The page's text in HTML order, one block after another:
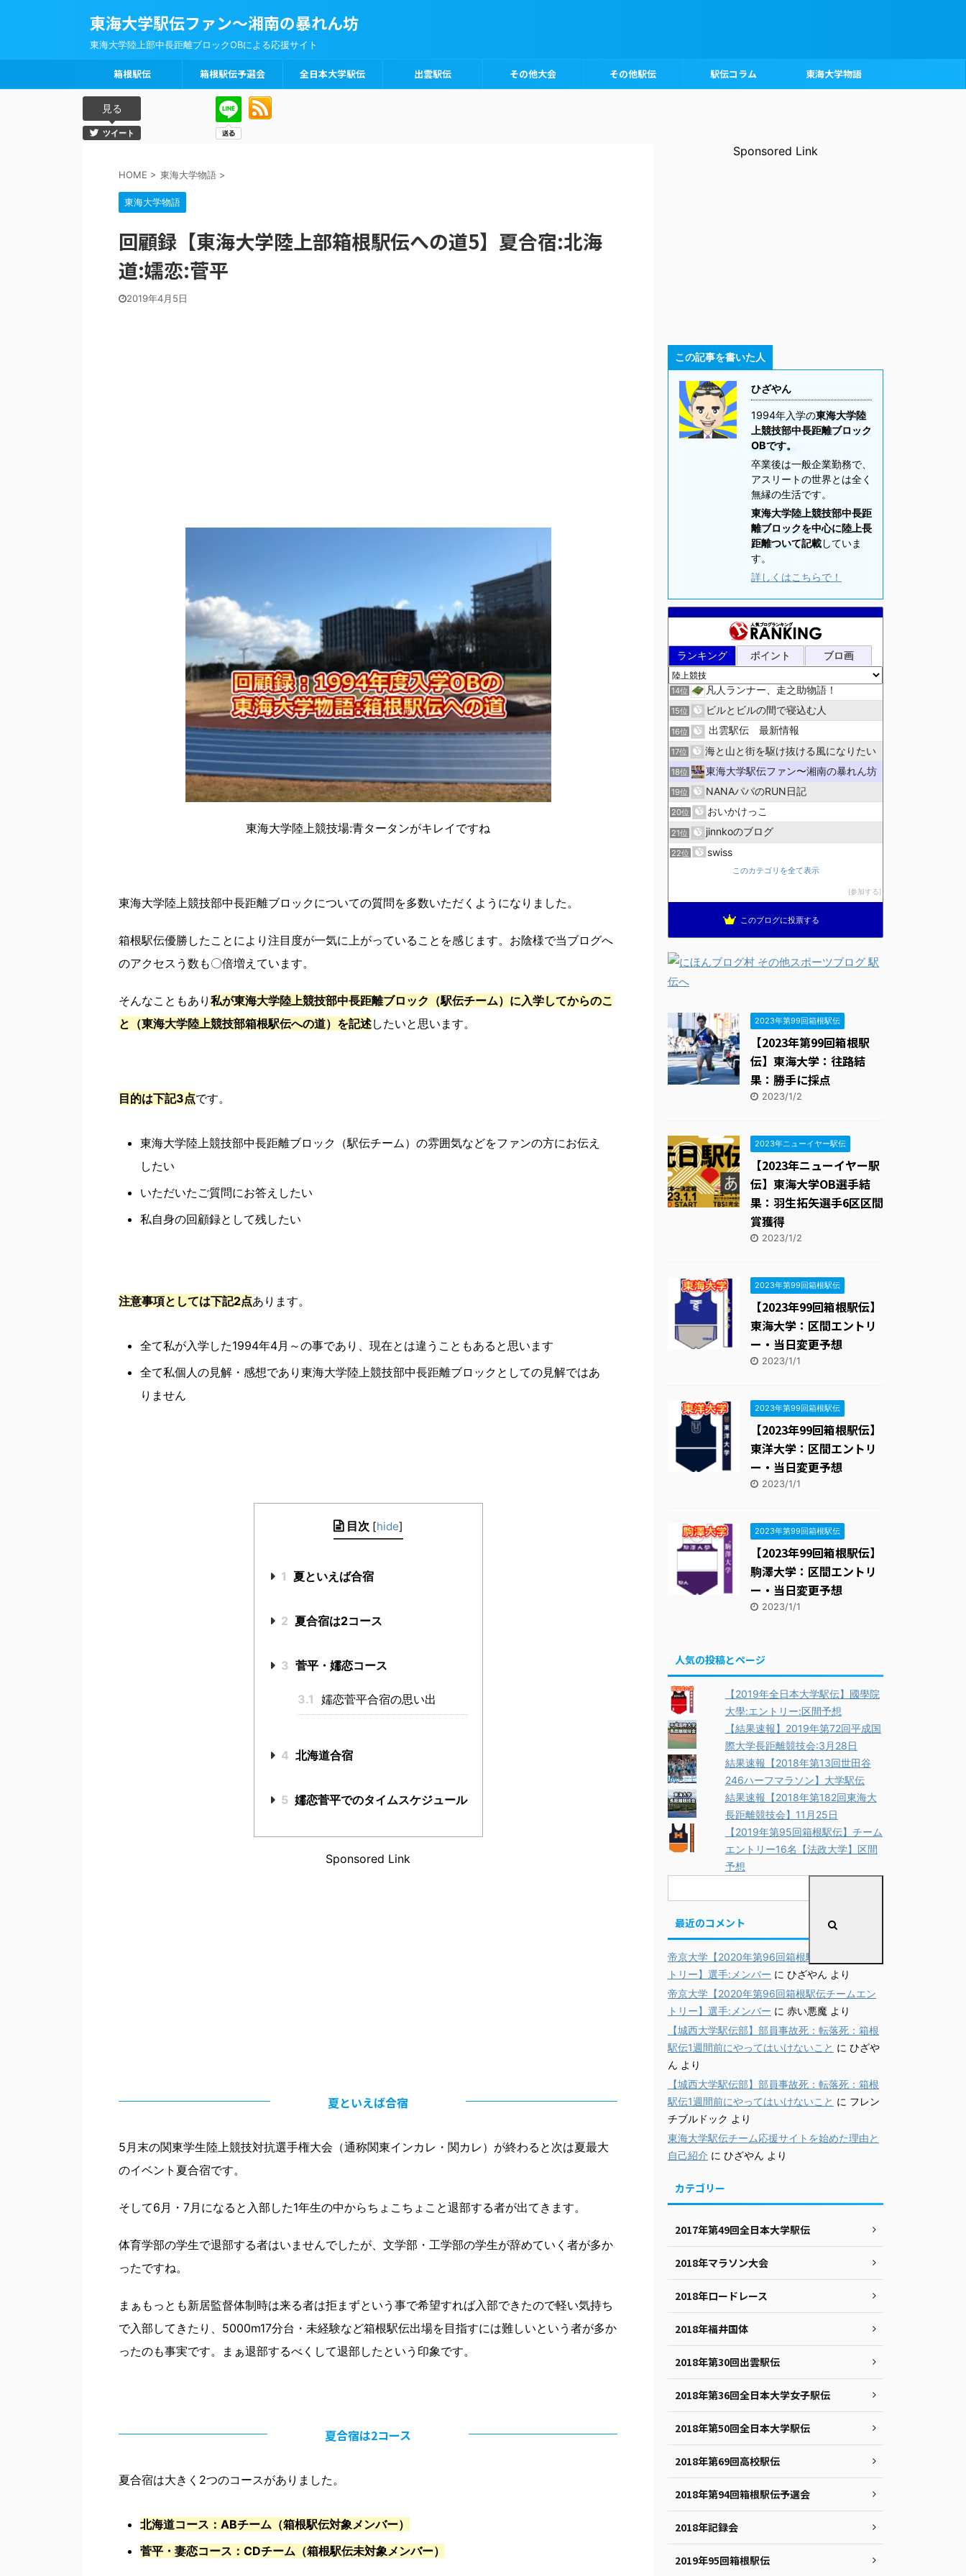
東海大学駅伝ファン～湘南の暴れん坊
東海大学陸上部中長距離ブロックOBによる応援サイト
箱根駅伝 箱根駅伝予選会 全日本大学駅伝 出雲駅伝 その他大会 その他駅伝 駅伝コラム 東海大学物語
見る
ツイート
HOME > 東海大学物語 >
東海大学物語
回顧録【東海大学陸上部箱根駅伝への道5】夏合宿:北海
道:嬬恋:菅平
2019年4月5日
東海大学陸上競技場:青タータンがキレイですね
東海大学陸上競技部中長距離ブロックについての質問を多数いただくようになりました。
箱根駅伝優勝したことにより注目度が一気に上がっていることを感じます。お陰様で当ブログへ
のアクセスう数も〇倍増えています。
そんなこともあり 私が東海大学陸上競技部中長距離ブロック（駅伝チーム）に入学してからのこ
と（東海大学陸上競技部箱根駅伝への道）を記述したいと思います。
目的は下記3点です。
東海大学陸上競技部中長距離ブロック（駅伝チーム）の雰囲気などをファンの方にお伝え
したい
いただいたご質問にお答えしたい
私自身の回顧録として残したい
注意事項としては下記2点あります。
全て私が入学した1994年4月～の事であり、現在とは違うこともあると思います
全て私個人の見解・感想であり東海大学陸上競技部中長距離ブロックとしての見解ではあ
りません
目次 [hide]
1 夏といえば合宿
2 夏合宿は2コース
3 菅平・嬬恋コース
3.1 嬬恋菅平合宿の思い出
4 北海道合宿
5 嬬恋菅平でのタイムスケジュール
Sponsored Link
夏といえば合宿
5月末の関東学生陸上競技対抗選手権大会（通称関東インカレ・関カレ）が終わると次は夏最大
のイベント夏合宿です。
そして6月・7月になると入部した1年生の中からちょこちょこと退部する者が出てきます。
体育学部の学生で退部する者はいませんでしたが、文学部・工学部の学生が辞めていく者が多か
ったですね。
まぁもっとも新居監督体制時は来る者は拒まずという事で希望すれば入部できたので軽い気持ち
で入部してきたり、5000m17分台・未経験など箱根駅伝出場を目指すには難しいという者が多か
ったのも事実です。まぁ退部するべくして退部したという印象です。
夏合宿は2コース
夏合宿は大きく2つのコースがありました。
北海道コース：ABチーム（箱根駅伝対象メンバー）
菅平・妻恋コース：CDチーム（箱根駅伝未対象メンバー）
Sponsored Link
この記事を書いた人
ひざやん
1994年入学の東海大学陸
上競技部中長距離ブロック
OBです。
卒業後は一般企業勤務で、
アスリートの世界とは全く
無縁の生活です。
東海大学陸上競技部中長距
離ブロックを中心に陸上長
距離ついて記載していま
す。
詳しくはこちらで！
ランキング ポイント ブロ画
12位 陸上競技ログ
13位 週１回走る会ブログ
14位 凡人ランナー、走之助物語！
15位 ビルとビルの間で寝込む人
16位 出雲駅伝 最新情報
17位 海と山と街を駆け抜ける風になりたい
18位 東海大学駅伝ファン〜湘南の暴れん坊
19位 NANAパパのRUN日記
20位 おいかけっこ
21位 jinnkoのブログ
22位 swiss
hi:kunの日記
にっきのもと２００７
このカテゴリを全て表示
参加する
このブログに投票する
2023年第99回箱根駅伝
【2023年第99回箱根駅
伝】東海大学：往路結
果：勝手に採点
2023/1/2
2023年ニューイヤー駅伝
【2023年ニューイヤー駅
伝】東海大学OB選手結
果：羽生拓矢選手6区区間
賞獲得
2023/1/2
2023年第99回箱根駅伝
【2023年99回箱根駅伝】
東海大学：区間エントリ
ー・当日変更予想
2023/1/1
2023年第99回箱根駅伝
【2023年99回箱根駅伝】
東洋大学：区間エントリ
ー・当日変更予想
2023/1/1
2023年第99回箱根駅伝
【2023年99回箱根駅伝】
駒澤大学：区間エントリ
ー・当日変更予想
2023/1/1
人気の投稿とページ
【2019年全日本大学駅伝】國學院
大學:エントリー:区間予想
【結果速報】2019年第72回平成国
際大学長距離競技会:3月28日
結果速報【2018年第13回世田谷
246ハーフマラソン】大学駅伝
結果速報【2018年第182回東海大
長距離競技会】11月25日
【2019年第95回箱根駅伝】チーム
エントリー16名【法政大学】区間
予想
最近のコメント
帝京大学【2020年第96回箱根駅伝チームエン
トリー】選手:メンバー に ひざやん より
帝京大学【2020年第96回箱根駅伝チームエン
トリー】選手:メンバー に 赤い悪魔 より
【城西大学駅伝部】部員事故死：転落死：箱根
駅伝1週間前にやってはいけないこと に ひざや
ん より
【城西大学駅伝部】部員事故死：転落死：箱根
駅伝1週間前にやってはいけないこと に フレン
チブルドック より
東海大学駅伝チーム応援サイトを始めた理由と
自己紹介 に ひざやん より
カテゴリー
2017年第49回全日本大学駅伝
2018年マラソン大会
2018年ロードレース
2018年福井国体
2018年第30回出雲駅伝
2018年第36回全日本大学女子駅伝
2018年第50回全日本大学駅伝
2018年第69回高校駅伝
2018年第94回箱根駅伝予選会
2018年記録会
2019年95回箱根駅伝